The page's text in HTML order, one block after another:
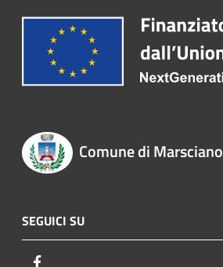
Comune di Marsciano
SEGUICI SU